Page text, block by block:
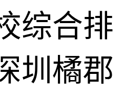
综合排
圳橘郡